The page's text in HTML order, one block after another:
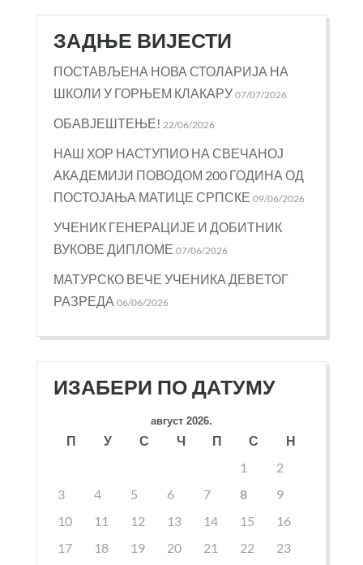
ЗАДЊЕ ВИЈЕСТИ
ПОСТАВЉЕНА НОВА СТОЛАРИЈА НА
ШКОЛИ У ГОРЊЕМ КЛАКАРУ 07/07/2026
ОБАВЈЕШТЕЊЕ! 22/06/2026
НАШ ХОР НАСТУПИО НА СВЕЧАНОЈ
АКАДЕМИЈИ ПОВОДОМ 200 ГОДИНА ОД
ПОСТОЈАЊА МАТИЦЕ СРПСКЕ 09/06/2026
УЧЕНИК ГЕНЕРАЦИЈЕ И ДОБИТНИК
ВУКОВЕ ДИПЛОМЕ 07/06/2026
МАТУРСКО ВЕЧЕ УЧЕНИКА ДЕВЕТОГ
РАЗРЕДА 06/06/2026
ИЗАБЕРИ ПО ДАТУМУ
август 2026.
П У С Ч П С
Н
1
2
3
4 5 6 7 8
9
10
11 12 13 14 15
16
17
18 19 20 21 22
23